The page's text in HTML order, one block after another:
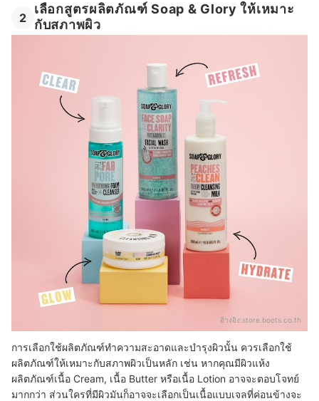
2
เลือกสูตรผลิตภัณฑ์ Soap & Glory ให้เหมาะ
กับสภาพผิว
อ้างอิง:store.boots.co.th
การเลือกใช้ผลิตภัณฑ์ทำความสะอาดและบำรุงผิวนั้น ควรเลือกใช้
ผลิตภัณฑ์ให้เหมาะกับสภาพผิวเป็นหลัก เช่น หากคุณมีผิวแห้ง
ผลิตภัณฑ์เนื้อ Cream, เนื้อ Butter หรือเนื้อ Lotion อาจจะตอบโจทย์
มากกว่า ส่วนใครที่มีผิวมันก็อาจจะเลือกเป็นเนื้อแบบเจลที่ค่อนข้างจะ